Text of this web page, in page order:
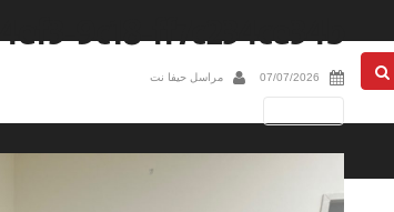
9c18-ff7c234ce34b
07/07/2026 مراسل حيفا نت